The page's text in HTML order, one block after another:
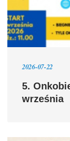
2026-07-22
5.
września